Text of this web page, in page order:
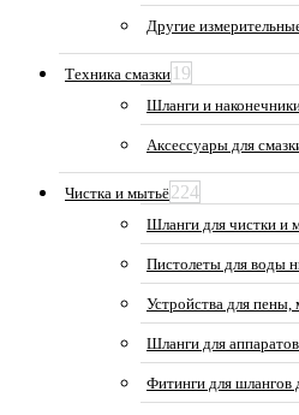
Другие
Техника смазки 19
Шланги и
Аксессуары для
Чистка и мытьё224
Шланги для чистки и
Пистолеты для воды
Устройства для
Шланги для
Фитинги для шлангов